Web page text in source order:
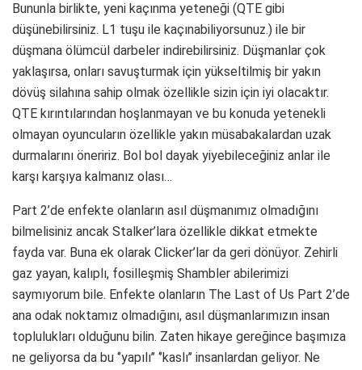
Bununla birlikte, yeni kaçınma yeteneği (QTE gibi
düşünebilirsiniz. L1 tuşu ile kaçınabiliyorsunuz.) ile bir
düşmana ölümcül darbeler indirebilirsiniz. Düşmanlar çok
yaklaşırsa, onları savuşturmak için yükseltilmiş bir yakın
dövüş silahına sahip olmak özellikle sizin için iyi olacaktır.
QTE kırıntılarından hoşlanmayan ve bu konuda yetenekli
olmayan oyuncuların özellikle yakın müsabakalardan uzak
durmalarını öneririz. Bol bol dayak yiyebileceğiniz anlar ile
karşı karşıya kalmanız olası…
Part 2’de enfekte olanların asıl düşmanımız olmadığını
bilmelisiniz ancak Stalker’lara özellikle dikkat etmekte
fayda var. Buna ek olarak Clicker’lar da geri dönüyor. Zehirli
gaz yayan, kalıplı, fosilleşmiş Shambler abilerimizi
saymıyorum bile. Enfekte olanların The Last of Us Part 2’de
ana odak noktamız olmadığını, asıl düşmanlarımızın insan
toplulukları olduğunu bilin. Zaten hikaye gereğince başımıza
ne geliyorsa da bu ‘’yapılı’’ ‘’kaslı’’ insanlardan geliyor. Ne